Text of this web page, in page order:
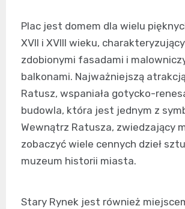
Plac jest domem dla wielu
XVII i XVIII wieku,
zdobionymi fasadami i
balkonami. Najważniejszą
Ratusz, wspaniała gotycko-
budowla, która jest jednym z
Wewnątrz Ratusza, zwiedzający
zobaczyć wiele cennych dzieł
muzeum historii miasta.
Stary Rynek jest również